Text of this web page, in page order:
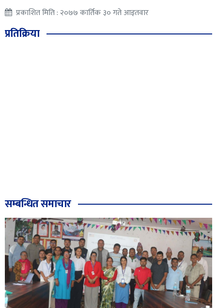
प्रकाशित मिति : २०७७ कार्तिक ३० गते आइतवार
प्रतिक्रिया
सम्बन्धित समाचार